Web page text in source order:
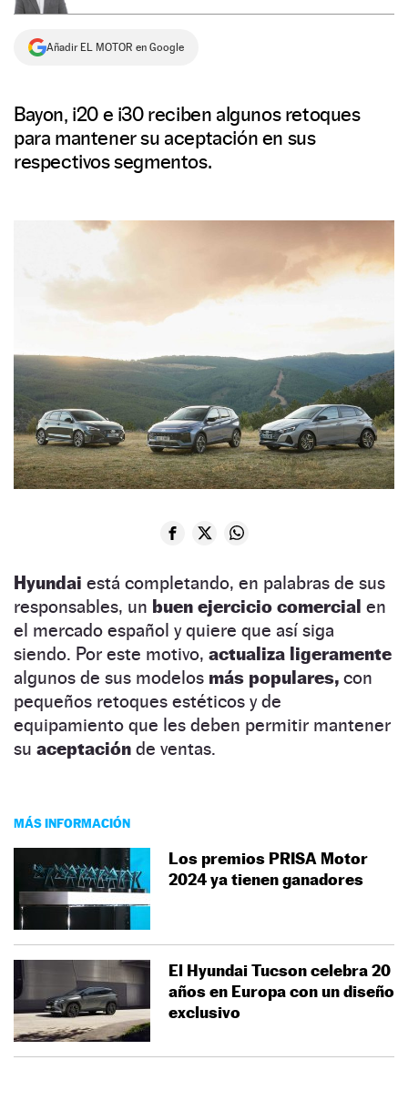
Añadir EL MOTOR en Google
Bayon, i20 e i30 reciben algunos retoques
para mantener su aceptación en sus
respectivos segmentos.
Hyundai está completando, en palabras de sus
responsables, un buen ejercicio comercial en
el mercado español y quiere que así siga
siendo. Por este motivo, actualiza ligeramente
algunos de sus modelos más populares, con
pequeños retoques estéticos y de
equipamiento que les deben permitir mantener
su aceptación de ventas.
MÁS INFORMACIÓN
Los premios PRISA Motor
2024 ya tienen ganadores
El Hyundai Tucson celebra 20
años en Europa con un diseño
exclusivo